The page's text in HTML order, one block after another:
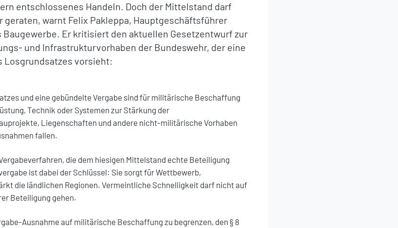
entschlossenes Handeln. Doch der Mittelstand darf
geraten, warnt Felix Pakleppa, Hauptgeschäftsführer
Er kritisiert den aktuellen Gesetzentwurf zur
und Infrastrukturvorhaben der Bundeswehr, der eine
Losgrundsatzes vorsieht:
und eine gebündelte Vergabe sind für militärische Beschaffung
Technik oder Systemen zur Stärkung der
Liegenschaften und andere nicht-militärische Vorhaben
fallen.
die dem hiesigen Mittelstand echte Beteiligung
ist dabei der Schlüssel: Sie sorgt für Wettbewerb,
die ländlichen Regionen. Vermeintliche Schnelligkeit darf nicht auf
Beteiligung gehen.
Ausnahme auf militärische Beschaffung zu begrenzen, den § 8